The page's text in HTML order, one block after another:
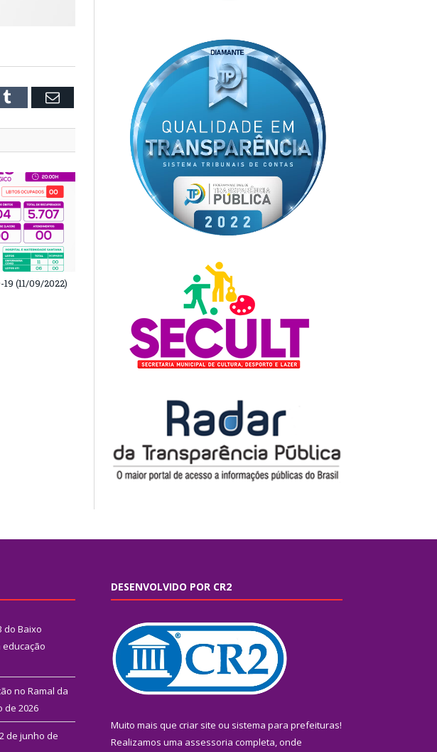
Tumblr Email
(11/09/2022)
do Baixo
no Ramal da
de 2026
de junho de
DESENVOLVIDO POR CR2
Muito mais que criar site ou sistema para prefeituras!
Realizamos uma assessoria completa, onde